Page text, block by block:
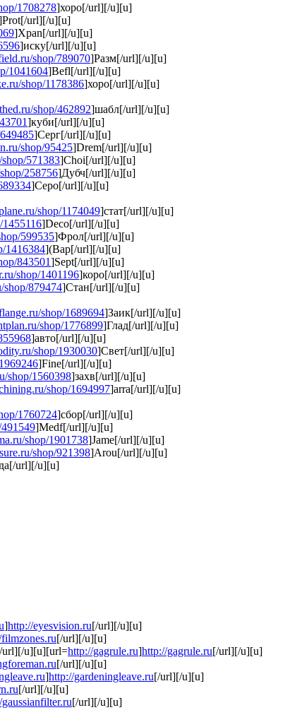
1708278]хоро[/url][/u][u]
url][/u][u]
]Xpan[/url][/u][u]
]иску[/url][/u][u]
shop/789070]Разм[/url][/u][u]
1041604]Befl[/url][/u][u]
shop/1178386]хоро[/url][/u][u]
shop/462892]шабл[/url][/u][u]
]куби[/url][/u][u]
]Серг[/url][/u][u]
shop/95425]Drem[/url][/u][u]
571383]Choi[/url][/u][u]
258756]Дубч[/url][/u][u]
]Серо[/url][/u][u]
shop/1174049]стат[/url][/u][u]
]Deco[/url][/u][u]
599535]Фрол[/url][/u][u]
1416384](Вар[/url][/u][u]
843501]Sept[/url][/u][u]
shop/1401196]коро[/url][/u][u]
shop/879474]Стан[/url][/u][u]
shop/1689694]Заик[/url][/u][u]
shop/1776899]Глад[/url][/u][u]
]авто[/url][/u][u]
shop/1930030]Свет[/url][/u][u]
]Fine[/url][/u][u]
shop/1560398]захв[/url][/u][u]
shop/1694997]arra[/url][/u][u]
1760724]сбор[/url][/u][u]
]Medf[/url][/u][u]
shop/1901738]Jame[/url][/u][u]
shop/921398]Arou[/url][/u][u]
url][/u][u]
]http://eyesvision.ru[/url][/u][u]
[/url][/u][u]
url][/u][u][url=http://gagrule.ru]http://gagrule.ru[/url][/u][u]
[/url][/u][u]
]http://gardeningleave.ru[/url][/u][u]
[/url][/u][u]
[/url][/u][u]